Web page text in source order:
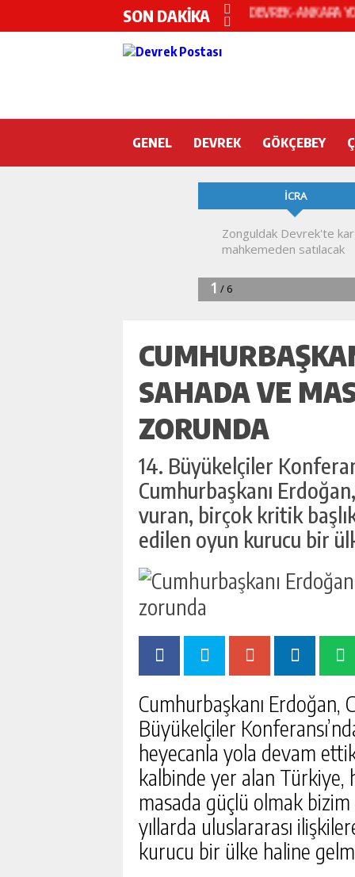
SON DAKİKA
Devrek KYK
DEVREK’TE
Devrek Engelsiz
DEVREK
GENEL DEVREK GÖKÇEBEY
SAHADA VE
ZORUNDA
14. Büyükelçiler
Cumhurbaşkanı
vuran, birçok kritik
edilen oyun kurucu bir
Cumhurbaşkanı Erdoğan,
Büyükelçiler
heyecanla yola devam
kalbinde yer alan Türkiye,
masada güçlü olmak
yıllarda uluslararası
kurucu bir ülke haline